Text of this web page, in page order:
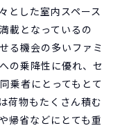
とした室内スペース
載となっているの
る機会の多いファミ
の乗降性に優れ、セ
乗者にとってもとて
荷物もたくさん積む
帰省などにとても重